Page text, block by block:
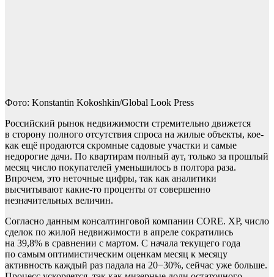
Фото: Konstantin Kokoshkin/Global Look Press
Российский рынок недвижимости стремительно движется
в сторону полного отсутствия спроса на жилые объекты, кое-
как ещё продаются скромные садовые участки и самые
недорогие дачи. По квартирам полный аут, только за прошлый
месяц число покупателей уменьшилось в полтора раза.
Впрочем, это неточные цифры, так как аналитики
высчитывают какие-то проценты от совершенно
незначительных величин.
Согласно данным консалтинговой компании CORE. XP, число
сделок по жилой недвижимости в апреле сократились
на 39,8% в сравнении с мартом. С начала текущего года
по самым оптимистическим оценкам месяц к месяцу
активность каждый раз падала на 20−30%, сейчас уже больше.